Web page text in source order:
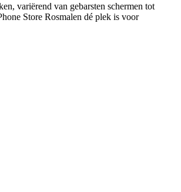
variërend van gebarsten schermen tot
Store Rosmalen dé plek is voor